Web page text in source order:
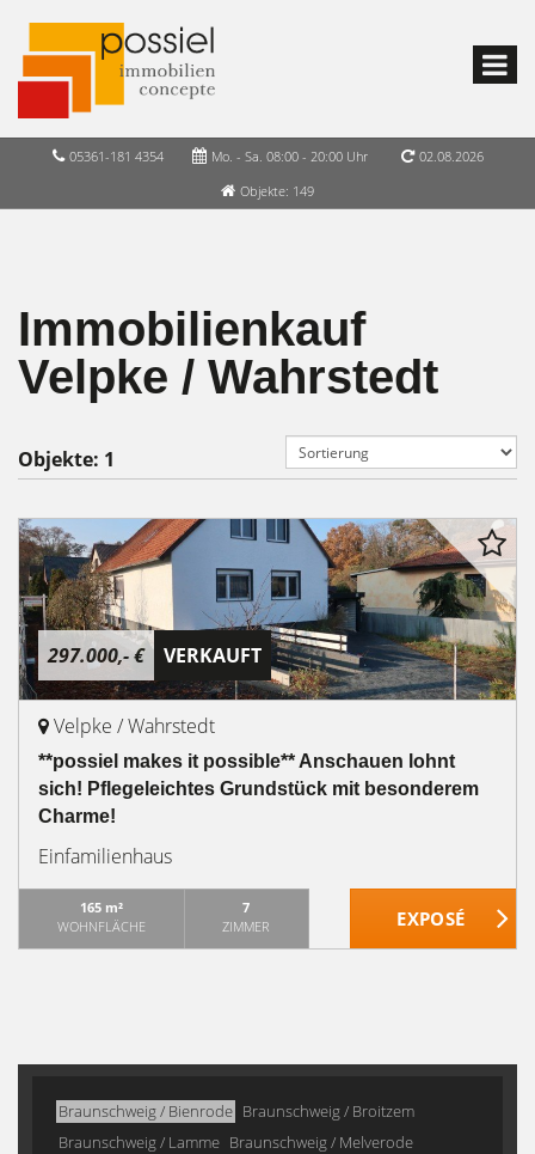
05361-181 4354 Mo. - Sa. 08:00 - 20:00 Uhr
02.08.2026
Objekte: 149
Immobilienkauf
Velpke / Wahrstedt
Objekte: 1
297.000,- € VERKAUFT
Velpke / Wahrstedt
**possiel makes it possible** Anschauen lohnt
sich! Pflegeleichtes Grundstück mit besonderem
Charme!
Einfamilienhaus
165 m²
WOHNFLÄCHE
7
ZIMMER
Braunschweig / Bienrode Braunschweig / Broitzem
Braunschweig / Lamme Braunschweig / Melverode